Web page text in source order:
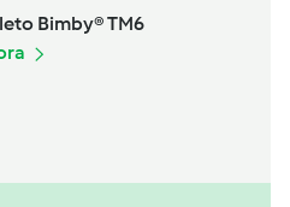
Bimby® TM6